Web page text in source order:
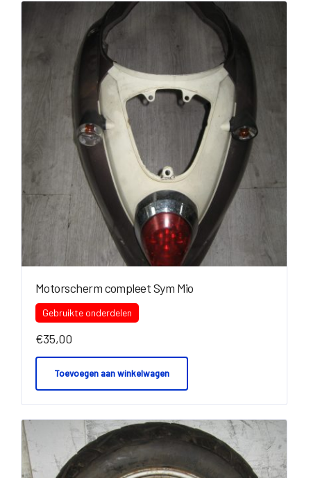
Motorscherm compleet Sym Mio
Gebruikte onderdelen
€35,00
Toevoegen aan winkelwagen